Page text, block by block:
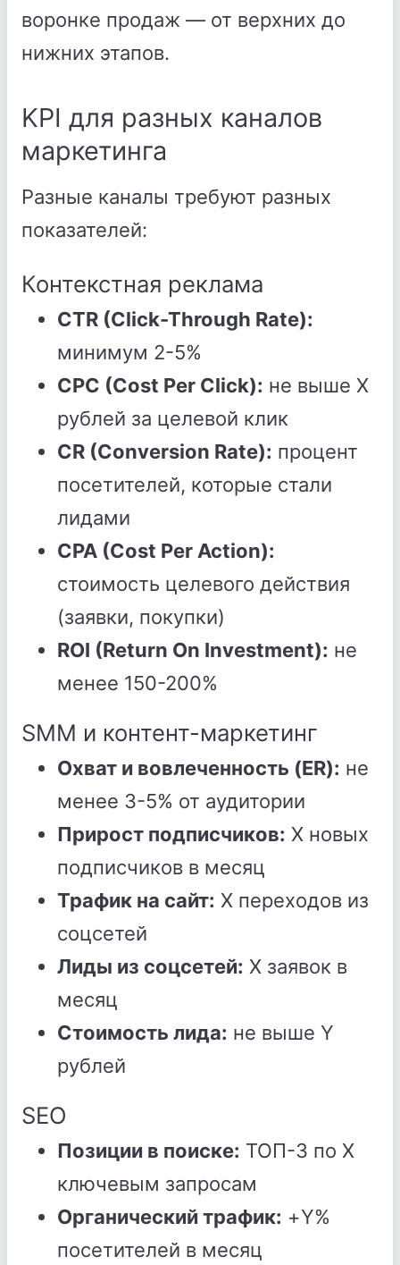
воронке продаж — от верхних до
нижних этапов.
KPI для разных каналов
маркетинга
Разные каналы требуют разных
показателей:
Контекстная реклама
CTR (Click-Through Rate):
минимум 2-5%
CPC (Cost Per Click): не выше X
рублей за целевой клик
CR (Conversion Rate): процент
посетителей, которые стали
лидами
CPA (Cost Per Action):
стоимость целевого действия
(заявки, покупки)
ROI (Return On Investment): не
менее 150-200%
SMM и контент-маркетинг
Охват и вовлеченность (ER): не
менее 3-5% от аудитории
Прирост подписчиков: X новых
подписчиков в месяц
Трафик на сайт: X переходов из
соцсетей
Лиды из соцсетей: X заявок в
месяц
Стоимость лида: не выше Y
рублей
SEO
Позиции в поиске: ТОП-3 по X
ключевым запросам
Органический трафик: +Y%
посетителей в месяц